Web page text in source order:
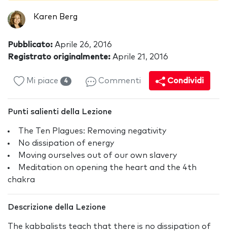
Karen Berg
Pubblicato: Aprile 26, 2016
Registrato originalmente: Aprile 21, 2016
Mi piace 4 Commenti Condividi
Punti salienti della Lezione
The Ten Plagues: Removing negativity
No dissipation of energy
Moving ourselves out of our own slavery
Meditation on opening the heart and the 4th
chakra
Descrizione della Lezione
The kabbalists teach that there is no dissipation of